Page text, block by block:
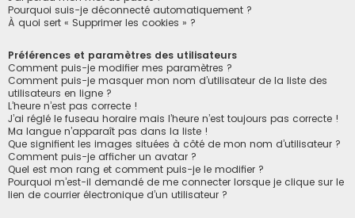
Pourquoi suis-je déconnecté automatiquement ?
À quoi sert « Supprimer les cookies » ?
Préférences et paramètres des utilisateurs
Comment puis-je modifier mes paramètres ?
Comment puis-je masquer mon nom d’utilisateur de la liste des
utilisateurs en ligne ?
L’heure n’est pas correcte !
J’ai réglé le fuseau horaire mais l’heure n’est toujours pas correcte !
Ma langue n’apparaît pas dans la liste !
Que signifient les images situées à côté de mon nom d’utilisateur ?
Comment puis-je afficher un avatar ?
Quel est mon rang et comment puis-je le modifier ?
Pourquoi m’est-il demandé de me connecter lorsque je clique sur le
lien de courrier électronique d’un utilisateur ?